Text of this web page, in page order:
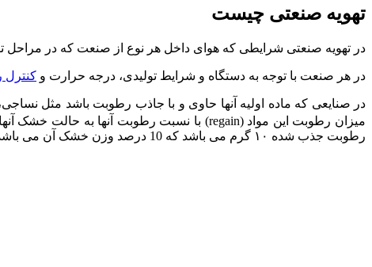
تهویه صنعتی چیست
در تهویه صنعتی شرایطی که هوای داخل هر نوع از صنعت که در مراحل
در هر صنعت با توجه به دستگاه و شرایط تولیدی، درجه حرارت و
در صنایعی که ماده اولیه آنها حاوی و با جاذب رطوبت باشد مثل
میزان رطوبت این مواد (regain) با نسبت رطوبت آنها به حالت خشک آنها بسنجیده می شود، مثلا ۱۱۰ گرم سبزی وقتی خشک شود اگر وزن آن ۱۰۰ گرم شود با درجه حرارت استاندارد (104°
رطوبت جذب شده ۱۰ گرم می باشد که 10 درصد وزن خشک آن می باشد 10/100 یا 10 می باشد.